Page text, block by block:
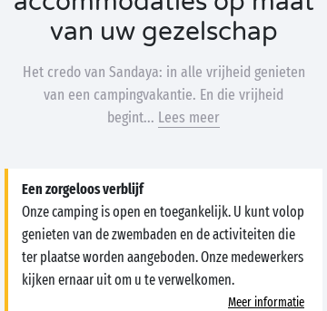
van uw gezelschap
Het credo van Sandaya: in alle vrijheid genieten
van een campingvakantie. En die vrijheid
begint... Lees meer
Een zorgeloos verblijf
Onze camping is open en toegankelijk. U kunt volop
genieten van de zwembaden en de activiteiten die
ter plaatse worden aangeboden. Onze medewerkers
kijken ernaar uit om u te verwelkomen.
Meer informatie